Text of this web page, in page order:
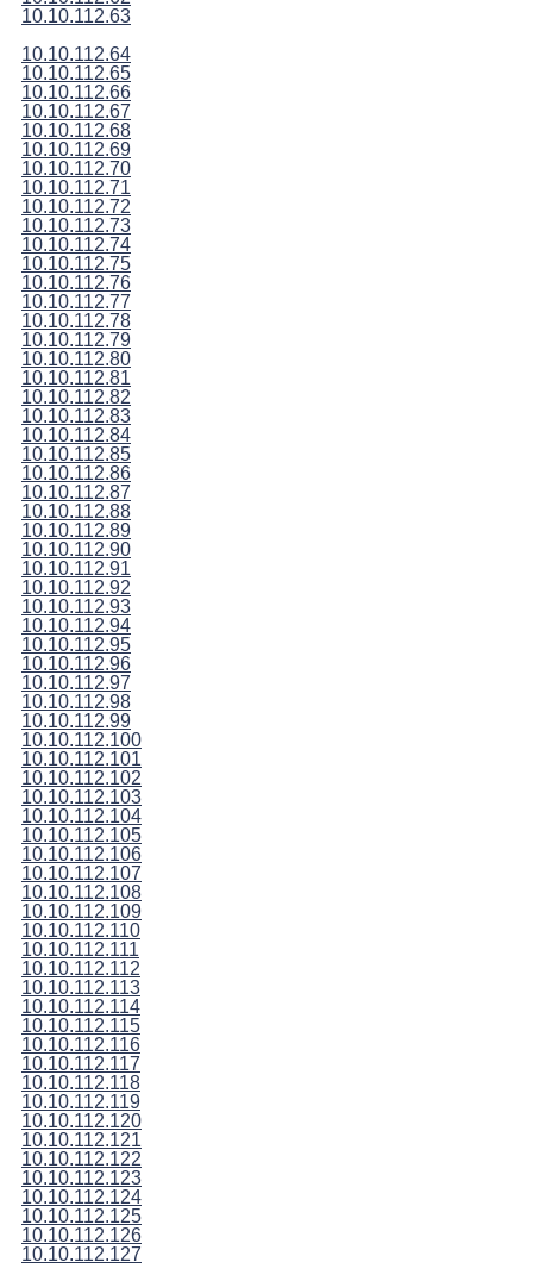
10.10.112.63
10.10.112.64
10.10.112.65
10.10.112.66
10.10.112.67
10.10.112.68
10.10.112.69
10.10.112.70
10.10.112.71
10.10.112.72
10.10.112.73
10.10.112.74
10.10.112.75
10.10.112.76
10.10.112.77
10.10.112.78
10.10.112.79
10.10.112.80
10.10.112.81
10.10.112.82
10.10.112.83
10.10.112.84
10.10.112.85
10.10.112.86
10.10.112.87
10.10.112.88
10.10.112.89
10.10.112.90
10.10.112.91
10.10.112.92
10.10.112.93
10.10.112.94
10.10.112.95
10.10.112.96
10.10.112.97
10.10.112.98
10.10.112.99
10.10.112.100
10.10.112.101
10.10.112.102
10.10.112.103
10.10.112.104
10.10.112.105
10.10.112.106
10.10.112.107
10.10.112.108
10.10.112.109
10.10.112.110
10.10.112.111
10.10.112.112
10.10.112.113
10.10.112.114
10.10.112.115
10.10.112.116
10.10.112.117
10.10.112.118
10.10.112.119
10.10.112.120
10.10.112.121
10.10.112.122
10.10.112.123
10.10.112.124
10.10.112.125
10.10.112.126
10.10.112.127